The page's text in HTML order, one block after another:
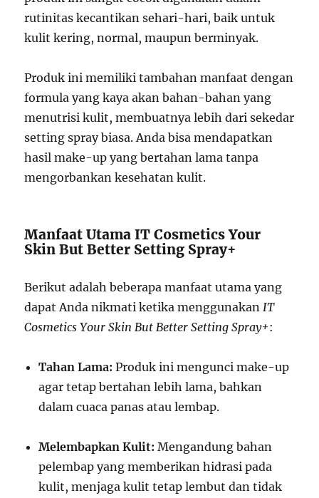
rutinitas kecantikan sehari-hari, baik untuk
kulit kering, normal, maupun berminyak.
Produk ini memiliki tambahan manfaat dengan
formula yang kaya akan bahan-bahan yang
menutrisi kulit, membuatnya lebih dari sekedar
setting spray biasa. Anda bisa mendapatkan
hasil make-up yang bertahan lama tanpa
mengorbankan kesehatan kulit.
Manfaat Utama IT Cosmetics Your
Skin But Better Setting Spray+
Berikut adalah beberapa manfaat utama yang
dapat Anda nikmati ketika menggunakan IT
Cosmetics Your Skin But Better Setting Spray+:
Tahan Lama: Produk ini mengunci make-up
agar tetap bertahan lebih lama, bahkan
dalam cuaca panas atau lembap.
Melembapkan Kulit: Mengandung bahan
pelembap yang memberikan hidrasi pada
kulit, menjaga kulit tetap lembut dan tidak